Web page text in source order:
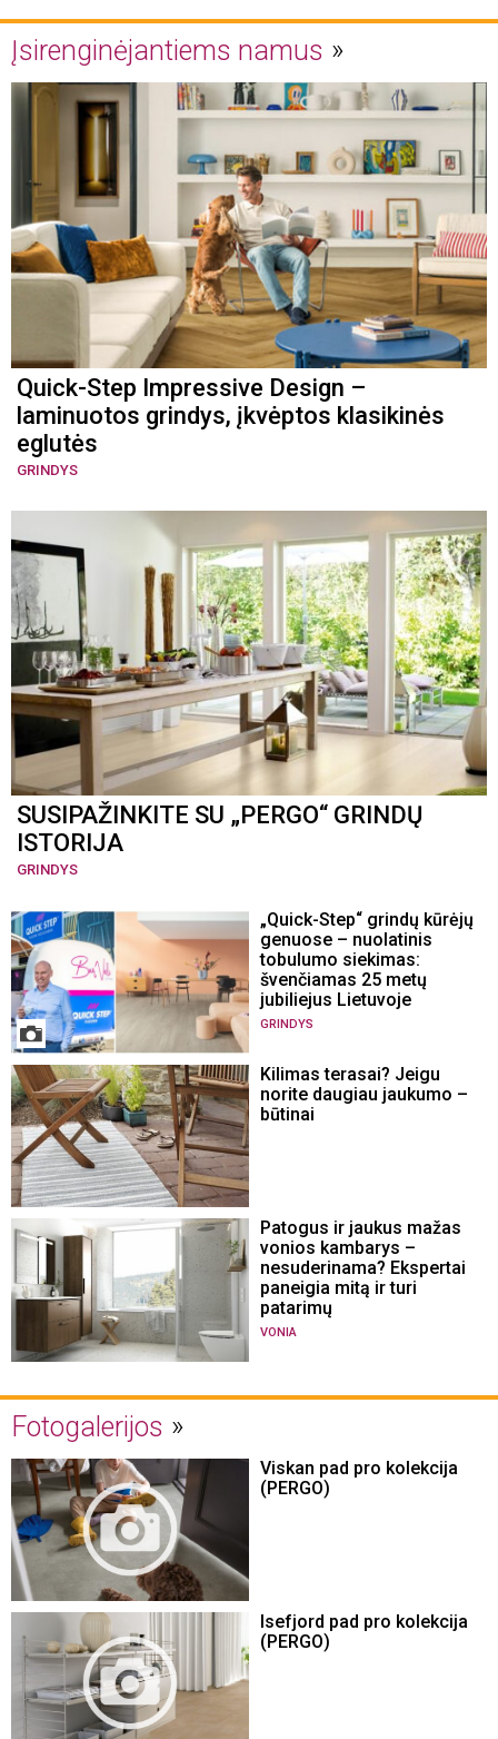
Įsirenginėjantiems namus
Quick-Step Impressive Design –
laminuotos grindys, įkvėptos klasikinės
eglutės
GRINDYS
SUSIPAŽINKITE SU „PERGO“ GRINDŲ
ISTORIJA
GRINDYS
„Quick-Step“ grindų kūrėjų
genuose – nuolatinis
tobulumo siekimas:
švenčiamas 25 metų
jubiliejus Lietuvoje
GRINDYS
Kilimas terasai? Jeigu
norite daugiau jaukumo –
būtinai
Patogus ir jaukus mažas
vonios kambarys –
nesuderinama? Ekspertai
paneigia mitą ir turi
patarimų
VONIA
Fotogalerijos
Viskan pad pro kolekcija
(PERGO)
Isefjord pad pro kolekcija
(PERGO)